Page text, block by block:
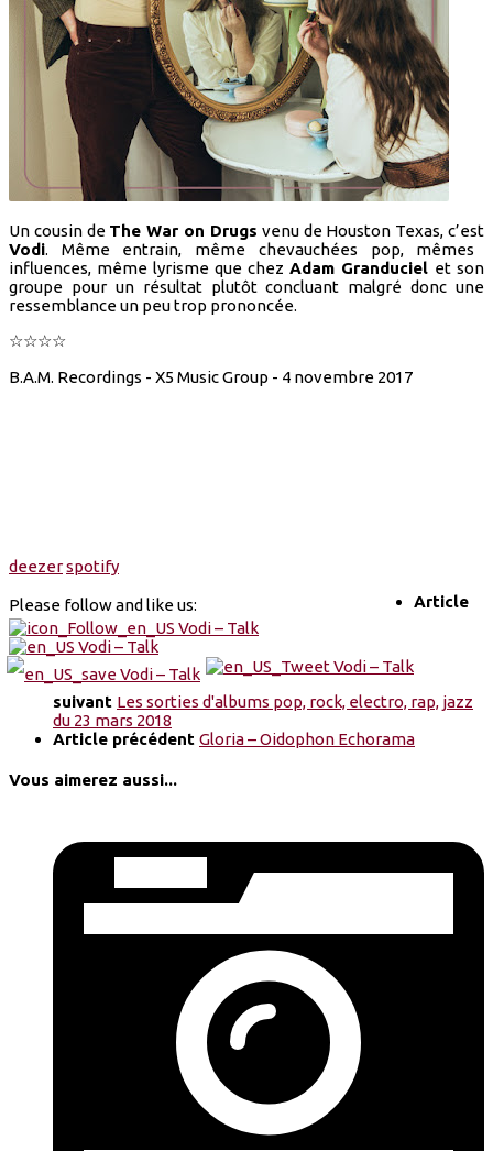
Un cousin de The War on Drugs venu de Houston Texas, c’est
Vodi. Même entrain, même chevauchées pop, mêmes
influences, même lyrisme que chez Adam Granduciel et son
groupe pour un résultat plutôt concluant malgré donc une
ressemblance un peu trop prononcée.
☆☆☆☆
B.A.M. Recordings - X5 Music Group - 4 novembre 2017
deezerspotify
Please follow and like us: Article
suivant Les sorties d'albums pop, rock, electro, rap, jazz
du 23 mars 2018
Article précédent Gloria – Oidophon Echorama
Vous aimerez aussi...